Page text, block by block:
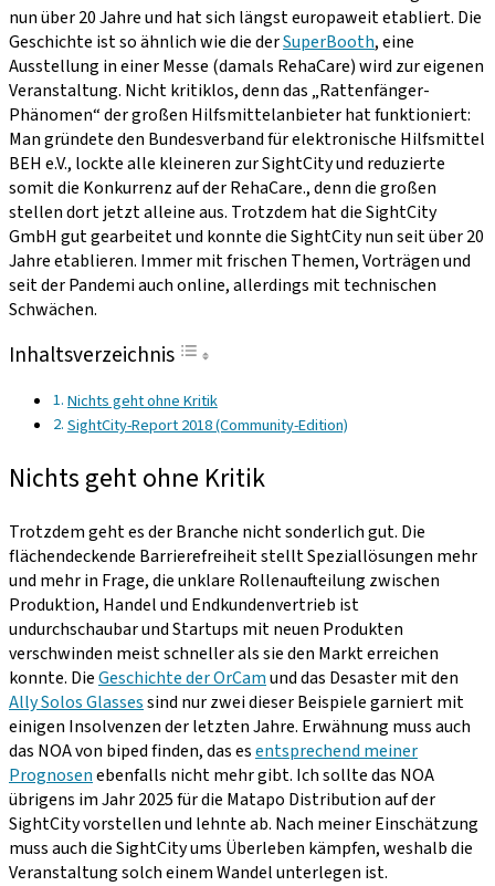
nun über 20 Jahre und hat sich längst europaweit etabliert. Die
Geschichte ist so ähnlich wie die derSuperBooth, eine
Ausstellung in einer Messe (damals RehaCare) wird zur eigenen
Veranstaltung. Nicht kritiklos, denn das „Rattenfänger-
Phänomen“ der großen Hilfsmittelanbieter hat funktioniert:
Man gründete den Bundesverband für elektronische Hilfsmittel
BEH e.V., lockte alle kleineren zur SightCity und reduzierte
somit die Konkurrenz auf der RehaCare., denn die großen
stellen dort jetzt alleine aus. Trotzdem hat die SightCity
GmbH gut gearbeitet und konnte die SightCity nun seit über 20
Jahre etablieren. Immer mit frischen Themen, Vorträgen und
seit der Pandemi auch online, allerdings mit technischen
Schwächen.
Inhaltsverzeichnis
Nichts geht ohne Kritik
SightCity-Report 2018 (Community-Edition)
Nichts geht ohne Kritik
Trotzdem geht es der Branche nicht sonderlich gut. Die
flächendeckende Barrierefreiheit stellt Speziallösungen mehr
und mehr in Frage, die unklare Rollenaufteilung zwischen
Produktion, Handel und Endkundenvertrieb ist
undurchschaubar und Startups mit neuen Produkten
verschwinden meist schneller als sie den Markt erreichen
konnte. DieGeschichte der OrCamund das Desaster mit den
Ally Solos Glassessind nur zwei dieser Beispiele garniert mit
einigen Insolvenzen der letzten Jahre. Erwähnung muss auch
das NOA von biped finden, das esentsprechend meiner
Prognosenebenfalls nicht mehr gibt. Ich sollte das NOA
übrigens im Jahr 2025 für die Matapo Distribution auf der
SightCity vorstellen und lehnte ab. Nach meiner Einschätzung
muss auch die SightCity ums Überleben kämpfen, weshalb die
Veranstaltung solch einem Wandel unterlegen ist.